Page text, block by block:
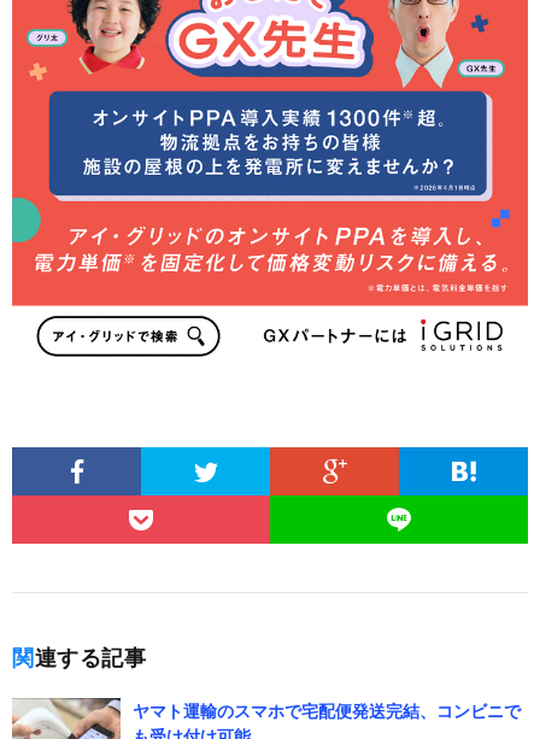
関連する記事
ヤマト運輸のスマホで宅配便発送完結、コンビニで